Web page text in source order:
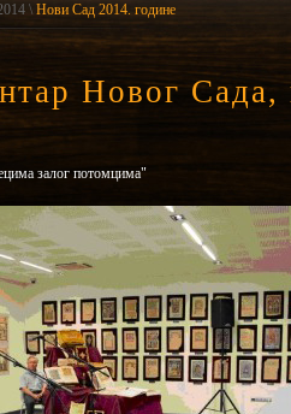
\ Нови Сад 2014. године
Новог
залог потомцима"